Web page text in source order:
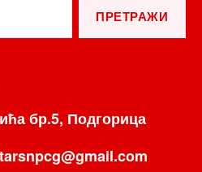
бр.5, Подгорица